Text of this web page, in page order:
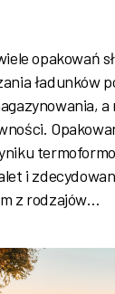
opakowań
ładunków
a
i
z rodzajów…